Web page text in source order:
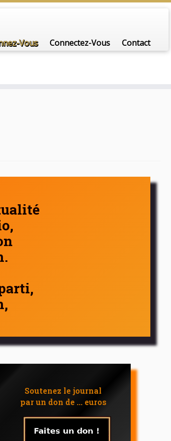
Vous Connectez-Vous Contact
Soutenez le journal
par un don de ... euros